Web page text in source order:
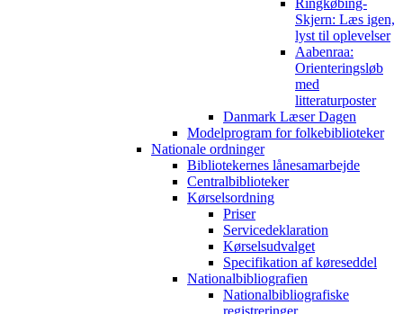
Ringkøbing-
Skjern: Læs igen,
lyst til oplevelser
Aabenraa:
Orienteringsløb
med
litteraturposter
Danmark Læser Dagen
Modelprogram for folkebiblioteker
Nationale ordninger
Bibliotekernes lånesamarbejde
Centralbiblioteker
Kørselsordning
Priser
Servicedeklaration
Kørselsudvalget
Specifikation af køreseddel
Nationalbibliografien
Nationalbibliografiske
registreringer